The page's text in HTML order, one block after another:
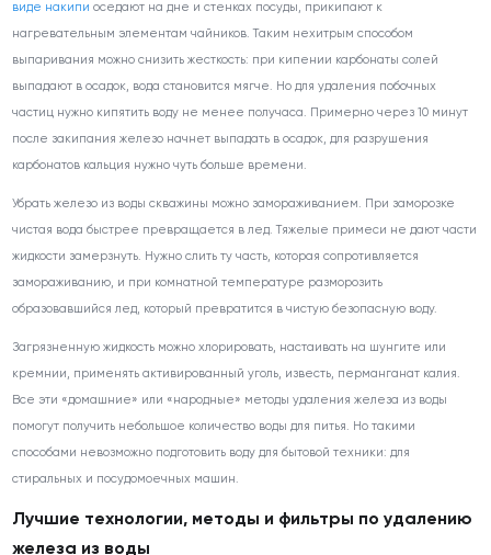
виде накипи оседают на дне и стенках посуды, прикипают к
нагревательным элементам чайников. Таким нехитрым способом
выпаривания можно снизить жесткость: при кипении карбонаты солей
выпадают в осадок, вода становится мягче. Но для удаления побочных
частиц нужно кипятить воду не менее получаса. Примерно через 10 минут
после закипания железо начнет выпадать в осадок, для разрушения
карбонатов кальция нужно чуть больше времени.
Убрать железо из воды скважины можно замораживанием. При заморозке
чистая вода быстрее превращается в лед. Тяжелые примеси не дают части
жидкости замерзнуть. Нужно слить ту часть, которая сопротивляется
замораживанию, и при комнатной температуре разморозить
образовавшийся лед, который превратится в чистую безопасную воду.
Загрязненную жидкость можно хлорировать, настаивать на шунгите или
кремнии, применять активированный уголь, известь, перманганат калия.
Все эти «домашние» или «народные» методы удаления железа из воды
помогут получить небольшое количество воды для питья. Но такими
способами невозможно подготовить воду для бытовой техники: для
стиральных и посудомоечных машин.
Лучшие технологии, методы и фильтры по удалению
железа из воды